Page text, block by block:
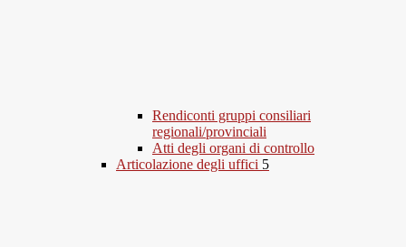
Rendiconti gruppi consiliari
regionali/provinciali
Atti degli organi di controllo
Articolazione degli uffici 5